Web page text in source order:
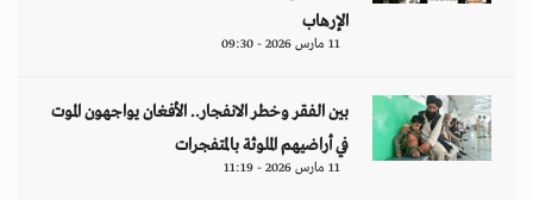
الإرهاب
11 مارس 2026 - 09:30
بين الفقر وخطر الانفجار.. الأفغان يواجهون الموت
في أراضيهم الملوثة بالمتفجرات
11 مارس 2026 - 11:19